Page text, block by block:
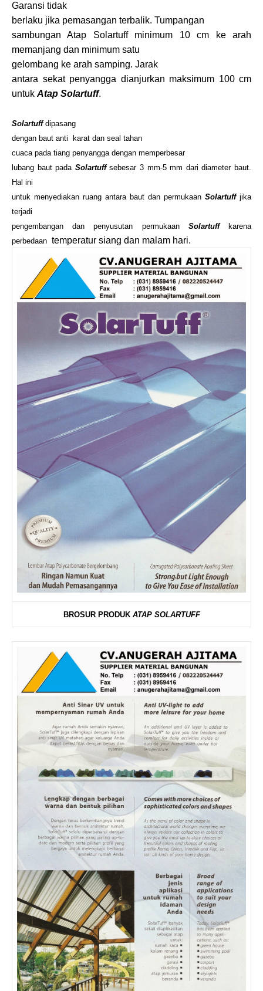
Garansi tidak
berlaku jika pemasangan terbalik. Tumpangan
sambungan Atap Solartuff minimum 10 cm ke arah
memanjang dan minimum satu
gelombang ke arah samping. Jarak
antara sekat penyangga dianjurkan maksimum 100 cm
untuk Atap Solartuff.
Solartuffdipasang
dengan baut anti karat dan seal tahan
cuaca pada tiang penyangga dengan memperbesar
lubang baut pada Solartuffsebesar 3 mm-5 mm dari diameter baut.
Hal ini
untuk menyediakan ruang antara baut dan permukaan Solartuffjika
terjadi
pengembangan dan penyusutan permukaan Solartuffkarena
perbedaan temperatur siang dan malam hari.
BROSUR PRODUKATAP SOLARTUFF